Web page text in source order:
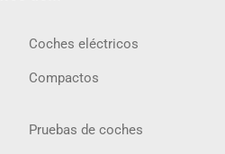
Coches eléctricos
Compactos
Pruebas de coches